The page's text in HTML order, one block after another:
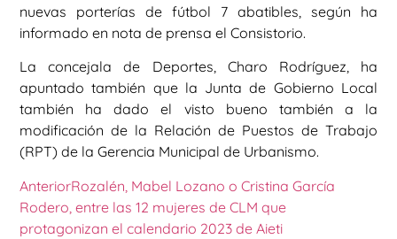
nuevas porterías de fútbol 7 abatibles, según ha
informado en nota de prensa el Consistorio.
La concejala de Deportes, Charo Rodríguez, ha
apuntado también que la Junta de Gobierno Local
también ha dado el visto bueno también a la
modificación de la Relación de Puestos de Trabajo
(RPT) de la Gerencia Municipal de Urbanismo.
AnteriorRozalén, Mabel Lozano o Cristina García
Rodero, entre las 12 mujeres de CLM que
protagonizan el calendario 2023 de Aieti